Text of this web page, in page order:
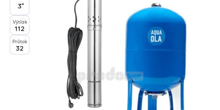
3"
Výtlak
112
Průtok
32